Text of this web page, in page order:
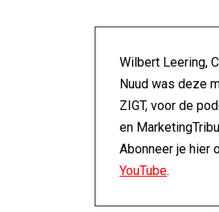
Wilbert Leering,
Nuud was deze
ZIGT, voor de
en
Abonneer je hier
YouTube.